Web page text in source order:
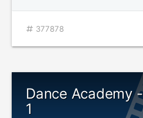
377878
Dance Academy
1